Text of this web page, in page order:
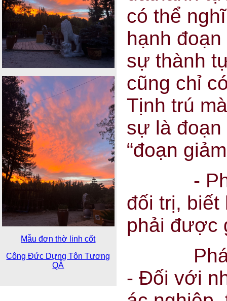
Mẫu đơn thờ linh cốt
Công Đức Dựng Tôn Tương
QÂ
có thể
hạnh
sự thành
cũng chỉ
Tịnh trú
sự là đoạn
“đoạn
- Phải
đối trị,
phải được
Phát
- Đối với